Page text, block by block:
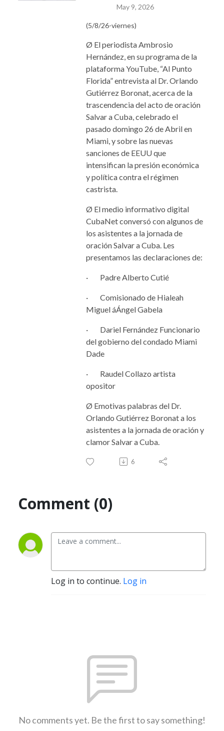
May 9, 2026
(5/8/26-viernes)
Ø El periodista Ambrosio
Hernández, en su programa de la
plataforma YouTube, “Al Punto
Florida” entrevista al Dr. Orlando
Gutiérrez Boronat, acerca de la
trascendencia del acto de oración
Salvar a Cuba, celebrado el
pasado domingo 26 de Abril en
Miami, y sobre las nuevas
sanciones de EEUU que
intensifican la presión económica
y política contra el régimen
castrista.
Ø El medio informativo digital
CubaNet conversó con algunos de
los asistentes a la jornada de
oración Salvar a Cuba. Les
presentamos las declaraciones de:
· Padre Alberto Cutié
· Comisionado de Hialeah
Miguel áÁngel Gabela
· Dariel Fernández Funcionario
del gobierno del condado Miami
Dade
· Raudel Collazo artista
opositor
Ø Emotivas palabras del Dr.
Orlando Gutiérrez Boronat a los
asistentes a la jornada de oración y
clamor Salvar a Cuba.
6
Comment (0)
Log in to continue. Log in
No comments yet. Be the first to say something!